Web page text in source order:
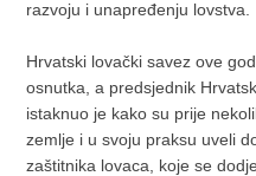
razvoju i unapređenju lovstva.
Hrvatski lovački savez ove
osnutka, a predsjednik
istaknuo je kako su prije
zemlje i u svoju praksu uveli
zaštitnika lovaca, koje se